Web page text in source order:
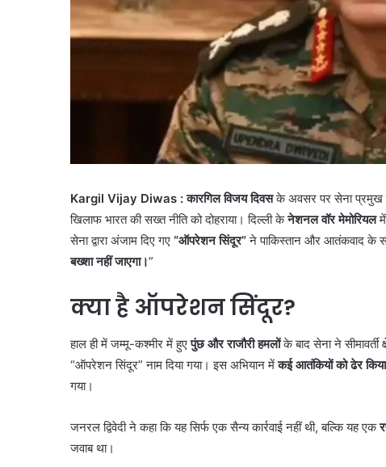
Kargil Vijay Diwas : कारगिल विजय दिवसके अवसर पर सेना प्रमुख
खिलाफ भारत की सख्त नीति को दोहराया। दिल्ली केनेशनल वॉर मेमोरियलमें
सेना द्वारा अंजाम दिए गए “ऑपरेशन सिंदूर”ने पाकिस्तान और आतंकवाद के
बख्शा नहीं जाएगा।”
क्या है ऑपरेशन सिंदूर?
हाल ही में जम्मू-कश्मीर में हुएपुंछ और राजौरी हमलोंके बाद सेना ने
“ऑपरेशन सिंदूर” नाम दिया गया। इस अभियान मेंकई आतंकियों को ढेर
गया।
जनरल द्विवेदी ने कहा कि यह सिर्फ एक सैन्य कार्रवाई नहीं थी, बल्कि यह एक
जवाब था।